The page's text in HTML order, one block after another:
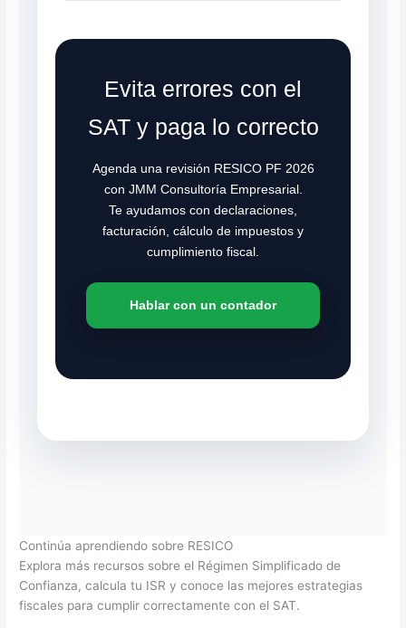
Evita errores con el
SAT y paga lo correcto
Agenda una revisión RESICO PF 2026
con JMM Consultoría Empresarial.
Te ayudamos con declaraciones,
facturación, cálculo de impuestos y
cumplimiento fiscal.
Hablar con un contador
Continúa aprendiendo sobre RESICO
Explora más recursos sobre el Régimen Simplificado de
Confianza, calcula tu ISR y conoce las mejores estrategias
fiscales para cumplir correctamente con el SAT.